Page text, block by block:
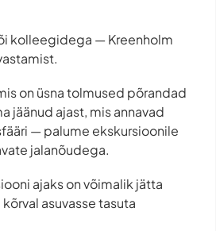
kolleegidega — Kreenholm
on üsna tolmused põrandad
jäänud ajast, mis annavad
— palume ekskursioonile
jalanõudega.
ajaks on võimalik jätta
asuvasse tasuta